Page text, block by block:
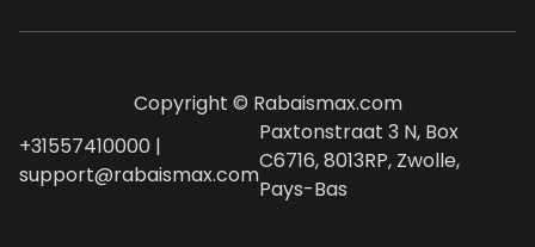
Copyright © Rabaismax.com
+31557410000 |
support@rabaismax.com
Paxtonstraat 3 N, Box
C6716, 8013RP, Zwolle,
Pays-Bas